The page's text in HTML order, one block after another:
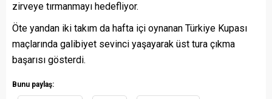
zirveye tırmanmayı hedefliyor.
Öte yandan iki takım da hafta içi oynanan Türkiye Kupası
maçlarında galibiyet sevinci yaşayarak üst tura çıkma
başarısı gösterdi.
Bunu paylaş: